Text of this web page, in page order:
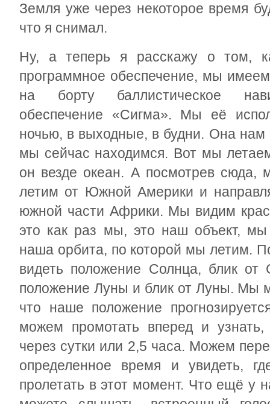
Земля уже через некоторое время
что я снимал.
Ну, а теперь я расскажу о том,
программное обеспечение, мы
на борту баллистическое
обеспечение «Сигма». Мы её
ночью, в выходные, в будни. Она нам
мы сейчас находимся. Вот мы
он везде океан. А посмотрев
летим от Южной Америки и
южной части Африки. Мы видим
это как раз мы, это наш объект,
наша орбита, по которой мы летим.
видеть положение Солнца, блик
положение Луны и блик от Луны. Мы
что наше положение
можем промотать вперед и
через сутки или 2,5 часа. Можем
определенное время и увидеть,
пролетать в этот момент. Что ещё у